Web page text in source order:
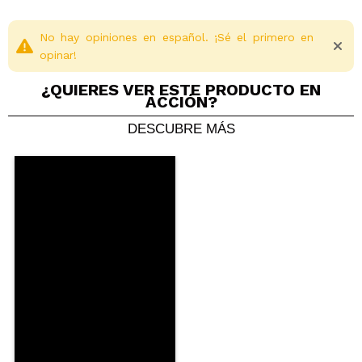
No hay opiniones en español. ¡Sé el primero en
opinar!
¿QUIERES VER ESTE PRODUCTO EN
ACCIÓN?
DESCUBRE MÁS